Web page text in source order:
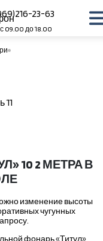
23-63
09.00 до 18.00
10 2 МЕТРА В
изменение высоты
чугунных
фонарь «Титул»